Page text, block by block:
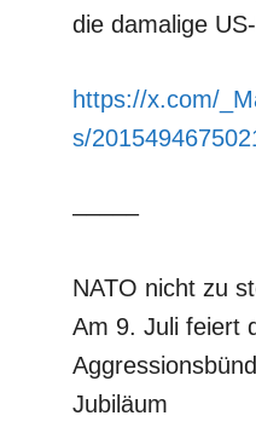
die damalige
https://x.com/
s/
–––––
NATO nicht zu
Am 9. Juli feiert
Jubiläum